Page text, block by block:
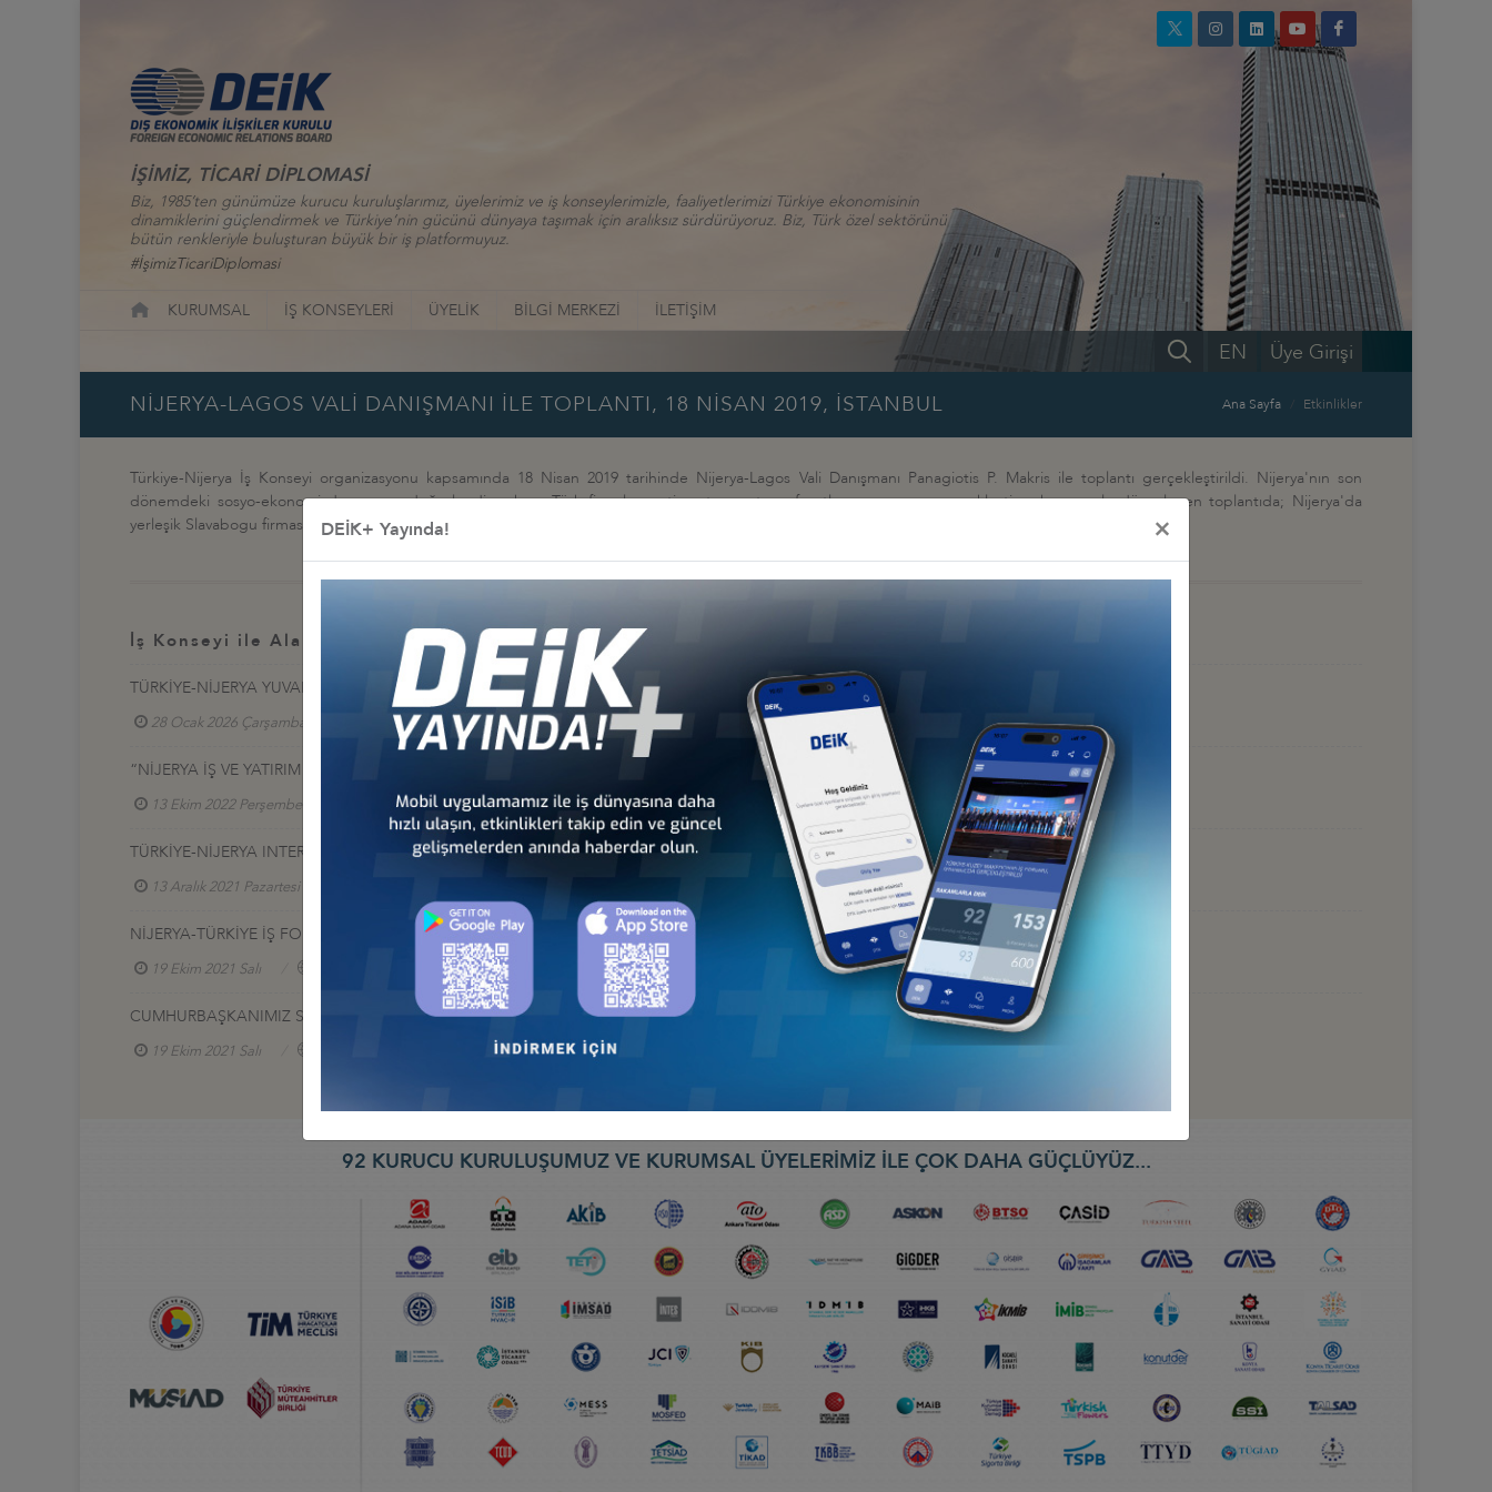
İŞİMİZ, TİCARİ DİPLOMASİ
Biz, 1985’ten günümüze kurucu kuruluşlarımız, üyelerimiz ve iş konseylerimizle, faaliyetlerimizi Türkiye ekonomisinin
dinamiklerini güçlendirmek ve Türkiye’nin gücünü dünyaya taşımak için aralıksız sürdürüyoruz. Biz, Türk özel sektörünü
bütün renkleriyle buluşturan büyük bir iş platformuyuz.
#İşimizTicariDiplomasi
KURUMSAL İŞ KONSEYLERİ ÜYELİK BİLGİ MERKEZİ İLETİŞİM
Üye Girişi
EN
NİJERYA-LAGOS VALİ DANIŞMANI İLE TOPLANTI, 18 NİSAN 2019, İSTANBUL Ana Sayfa Etkinlikler
Türkiye-Nijerya İş Konseyi organizasyonu kapsamında 18 Nisan 2019 tarihinde Nijerya-Lagos Vali Danışmanı Panagiotis P. Makris ile toplantı gerçekleştirildi. Nijerya'nın son
dönemdeki sosyo-ekonomi durumunu değerlendirmek ve Türk firmalarına ticaret ve yatırım fırsatları sunumunu gerçekleştirmek amacıyla düzenlenen toplantıda; Nijerya'da
yerleşik Slavabogu firmasının direktörü Zekeriya Ersin tarafından Nijerya'da iş yapma ve mevcut projelerin tanıtımı yapıldı.
İş Konseyi ile Alakalı Diğer Etkinlikler
TÜRKİYE-NİJERYA YUVARLAK MASA TOPLANTISI ANKARA’DA GERÇEKLEŞTİ
28 Ocak 2026 Çarşamba Türkiye - Nijerya İş Konseyi
“NİJERYA İŞ VE YATIRIM FIRSATLARI"SUNUMU
13 Ekim 2022 Perşembe Türkiye - Nijerya İş Konseyi
TÜRKİYE-NİJERYA INTERCONNECTED BUSİNESS TOPLANTISI
13 Aralık 2021 Pazartesi
NİJERYA-TÜRKİYE İŞ FORUMU
19 Ekim 2021 Salı Türkiye - Nijerya İş Konseyi
CUMHURBAŞKANIMIZ SAYIN RECEP TAYYİP ERDOĞAN’IN NİJERYA’YA RESMİ ZİYARETİ KAPSAMINDA NİJERYA-TÜRKİYE İŞ FORUMU, ABUJA
19 Ekim 2021 Salı
92 KURUCU KURULUŞUMUZ VE KURUMSAL ÜYELERİMİZ İLE ÇOK DAHA GÜÇLÜYÜZ...
DEİK+ Yayında! ×